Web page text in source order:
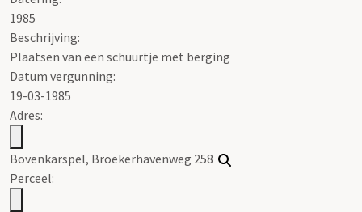
1985
Beschrijving:
Plaatsen van een schuurtje met berging
Datum vergunning:
19-03-1985
Adres:
Bovenkarspel, Broekerhavenweg 258
Perceel: